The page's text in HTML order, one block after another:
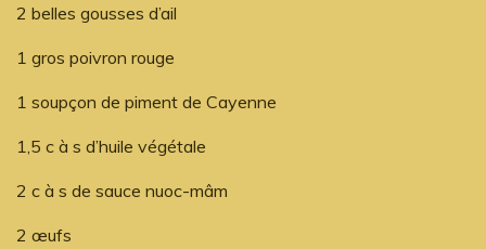
2 belles gousses d’ail
1 gros poivron rouge
1 soupçon de piment de Cayenne
1,5 c à s d’huile végétale
2 c à s de sauce nuoc-mâm
2 œufs